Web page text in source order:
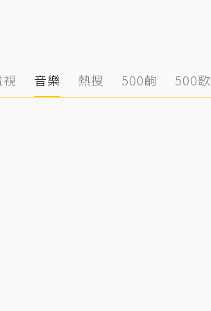
音樂 熱搜 500齣 500歌